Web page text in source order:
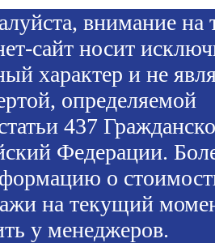
внимание на
сайт носит
характер и не
определяемой
437
Федерации.
о
на текущий
у менеджеров.